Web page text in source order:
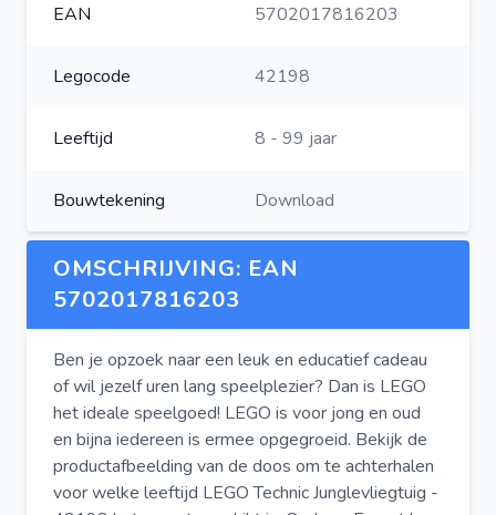
EAN 5702017816203
Legocode 42198
Leeftijd 8 - 99 jaar
Bouwtekening Download
OMSCHRIJVING: EAN
5702017816203
Ben je opzoek naar een leuk en educatief cadeau
of wil jezelf uren lang speelplezier? Dan is LEGO
het ideale speelgoed! LEGO is voor jong en oud
en bijna iedereen is ermee opgegroeid. Bekijk de
productafbeelding van de doos om te achterhalen
voor welke leeftijd LEGO Technic Junglevliegtuig -